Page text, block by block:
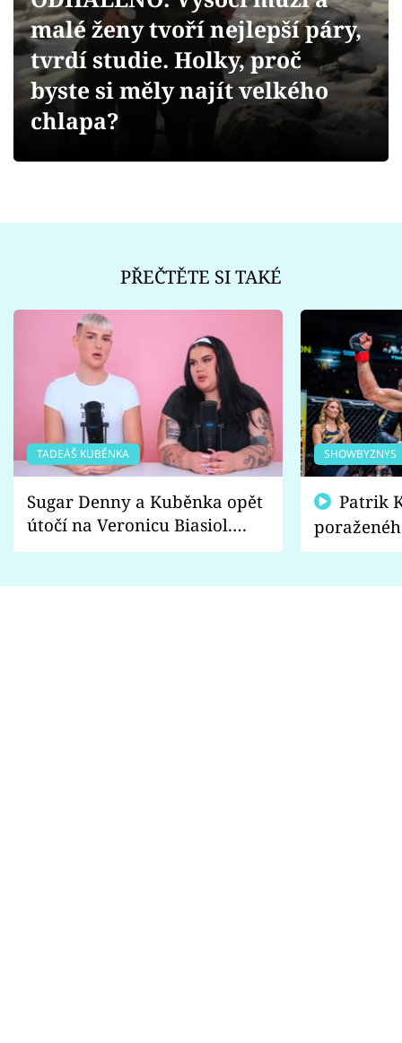
Videa
Sledujte prima+
malé ženy tvoří nejlepší páry,
tvrdí studie. Holky, proč
byste si měly najít velkého
chlapa?
PŘEČTĚTE SI TAKÉ
TADEÁŠ KUBĚNKA
Sugar Denny a Kuběnka opět
útočí na Veronicu Biasiol.
Proč je podle nich falešná a
SHOWBYZNYS
fanoušci